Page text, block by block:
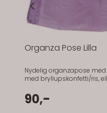
Organza Pose Lilla
Nydelig organzapose med
med bryllupskonfetti/ris,
100mm x 75mm. 10 stk pr
90,-